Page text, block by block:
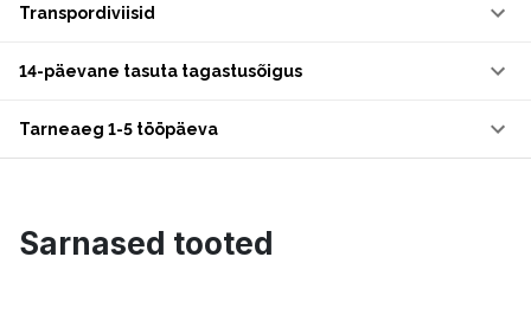
Transpordiviisid
14-päevane tasuta tagastusõigus
Tarneaeg 1-5 tööpäeva
Sarnased tooted